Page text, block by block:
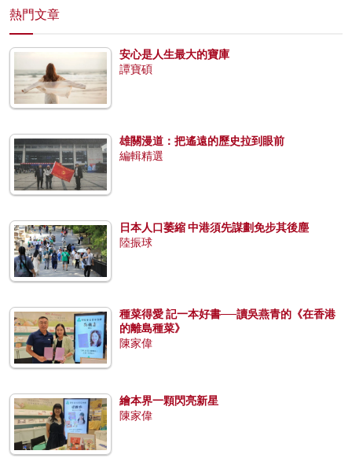
熱門文章
安心是人生最大的寶庫
譚寶碩
雄關漫道：把遙遠的歷史拉到眼前
編輯精選
日本人口萎縮 中港須先謀劃免步其後塵
陸振球
種菜得愛 記一本好書──讀吳燕青的《在香港
的離島種菜》
陳家偉
繪本界一顆閃亮新星
陳家偉